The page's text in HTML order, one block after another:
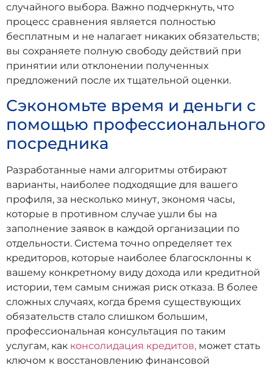
случайного выбора. Важно подчеркнуть, что
процесс сравнения является полностью
бесплатным и не налагает никаких обязательств;
вы сохраняете полную свободу действий при
принятии или отклонении полученных
предложений после их тщательной оценки.
Сэкономьте время и деньги с
помощью профессионального
посредника
Разработанные нами алгоритмы отбирают
варианты, наиболее подходящие для вашего
профиля, за несколько минут, экономя часы,
которые в противном случае ушли бы на
заполнение заявок в каждой организации по
отдельности. Система точно определяет тех
кредиторов, которые наиболее благосклонны к
вашему конкретному виду дохода или кредитной
истории, тем самым снижая риск отказа. В более
сложных случаях, когда бремя существующих
обязательств стало слишком большим,
профессиональная консультация по таким
услугам, как консолидация кредитов, может стать
ключом к восстановлению финансовой